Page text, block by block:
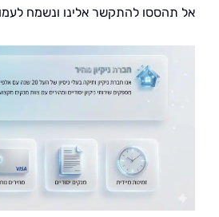
להתקשר אלינו ונשמח לעמוד